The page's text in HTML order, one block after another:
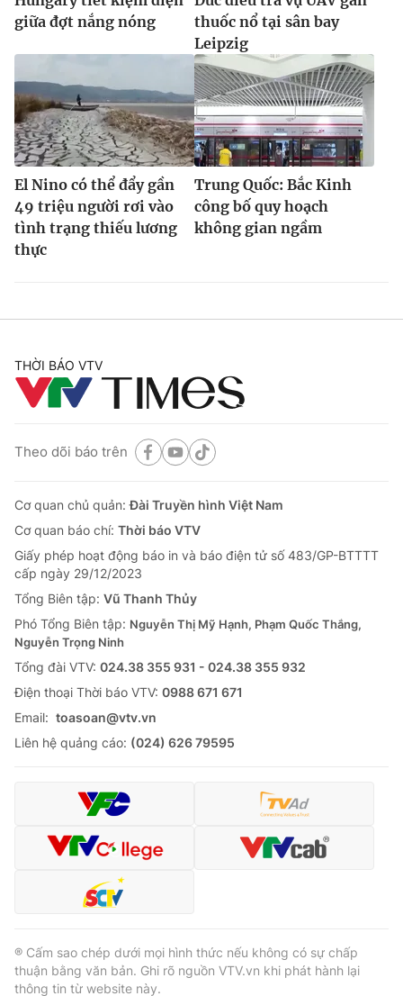
giữa đợt nắng nóng
thuốc nổ tại sân bay
Leipzig
El Nino có thể đẩy gần
49 triệu người rơi vào
tình trạng thiếu lương
thực
Trung Quốc: Bắc Kinh
công bố quy hoạch
không gian ngầm
THỜI BÁO VTV
Theo dõi báo trên
Cơ quan chủ quản:Đài Truyền hình Việt Nam
Cơ quan báo chí: Thời báo VTV
Giấy phép hoạt động báo in và báo điện tử số 483/GP-BTTTT
cấp ngày 29/12/2023
Tổng Biên tập: Vũ Thanh Thủy
Phó Tổng Biên tập: Nguyễn Thị Mỹ Hạnh, Phạm Quốc Thắng,
Nguyễn Trọng Ninh
Tổng đài VTV: 024.38 355 931 - 024.38 355 932
Ðiện thoại Thời báo VTV: 0988 671 671
Email: toasoan@vtv.vn
Liên hệ quảng cáo: (024) 626 79595
® Cấm sao chép dưới mọi hình thức nếu không có sự chấp
thuận bằng văn bản. Ghi rõ nguồn VTV.vn khi phát hành lại
thông tin từ website này.